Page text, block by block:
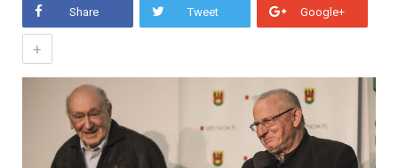
Share Tweet Google+
+